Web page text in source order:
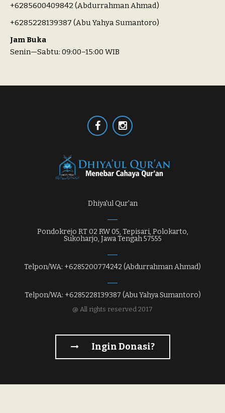
+6285600409842 (Abdurrahman Ahmad)
+6285228139387 (Abu Yahya Sumantoro)
Jam Buka
Senin—Sabtu: 09:00–15:00 WIB
Dhiya'ul Qur'an
Pondokrejo RT 02 RW 05, Tepisari, Polokarto,
Sukoharjo, Jawa Tengah 57555
Telpon/WA: +6285200774242 (Abdurrahman Ahmad)
Telpon/WA: +6285228139387 (Abu Yahya Sumantoro)
@ All rights reserved 2017
Ingin Donasi?